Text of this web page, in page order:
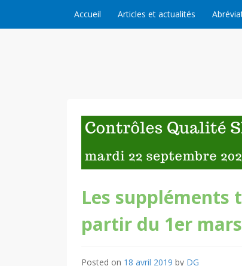
Accueil Articles et actualités
Les suppléments
partir du 1er
Posted on 18 avril 2019 by DG